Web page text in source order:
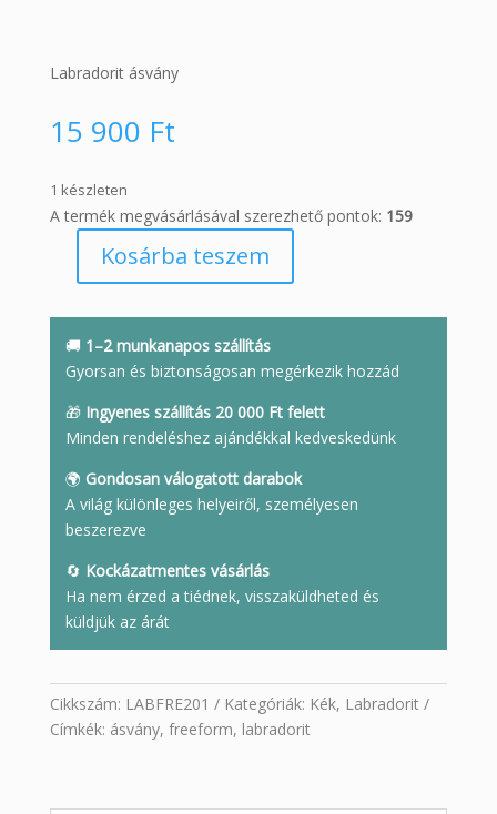
Labradorit ásvány
15 900 Ft
1 készleten
A termék megvásárlásával szerezhető pontok: 159
Labradorit
502g
mennyiség
Kosárba teszem
🚚 1–2 munkanapos szállítás
Gyorsan és biztonságosan megérkezik hozzád
🎁 Ingyenes szállítás 20 000 Ft felett
Minden rendeléshez ajándékkal kedveskedünk
🌍 Gondosan válogatott darabok
A világ különleges helyeiről, személyesen
beszerezve
🔄 Kockázatmentes vásárlás
Ha nem érzed a tiédnek, visszaküldheted és
küldjük az árát
Cikkszám: LABFRE201 Kategóriák: Kék, Labradorit
Címkék: ásvány, freeform, labradorit